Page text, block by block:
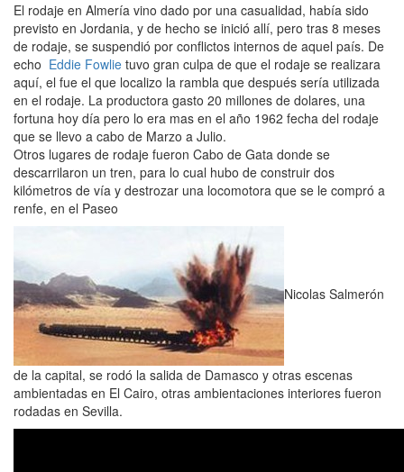
El rodaje en Almería vino dado por una casualidad, había sido
previsto en Jordania, y de hecho se inició allí, pero tras 8 meses
de rodaje, se suspendió por conflictos internos de aquel país. De
echo Eddie Fowlie tuvo gran culpa de que el rodaje se realizara
aquí, el fue el que localizo la rambla que después sería utilizada
en el rodaje. La productora gasto 20 millones de dolares, una
fortuna hoy día pero lo era mas en el año 1962 fecha del rodaje
que se llevo a cabo de Marzo a Julio.
Otros lugares de rodaje fueron Cabo de Gata donde se
descarrilaron un tren, para lo cual hubo de construir dos
kilómetros de vía y destrozar una locomotora que se le compró a
renfe, en el Paseo
Nicolas Salmerón
de la capital, se rodó la salida de Damasco y otras escenas
ambientadas en El Cairo, otras ambientaciones interiores fueron
rodadas en Sevilla.